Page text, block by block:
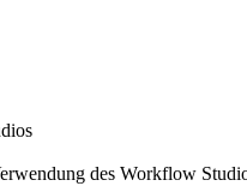
des Workflow